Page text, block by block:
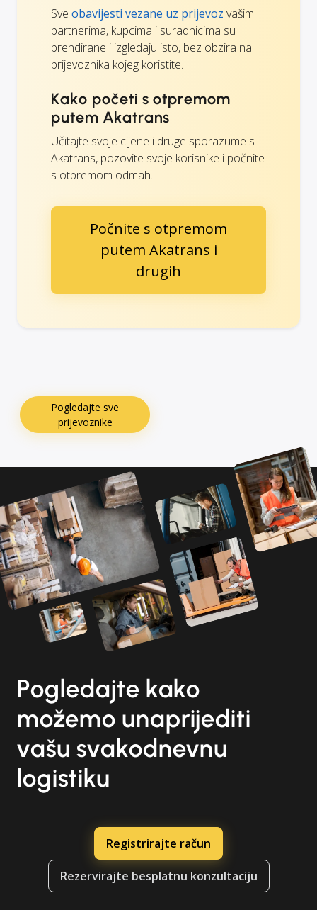
Sve obavijesti vezane uz prijevoz vašim
partnerima, kupcima i suradnicima su
brendirane i izgledaju isto, bez obzira na
prijevoznika kojeg koristite.
Kako početi s otpremom
putem Akatrans
Učitajte svoje cijene i druge sporazume s
Akatrans, pozovite svoje korisnike i počnite
s otpremom odmah.
Počnite s otpremom
putem Akatrans i
drugih
Pogledajte sve
prijevoznike
Pogledajte kako
možemo unaprijediti
vašu svakodnevnu
logistiku
Registrirajte račun
Rezervirajte besplatnu konzultaciju